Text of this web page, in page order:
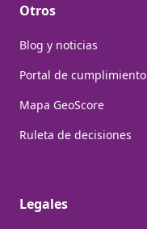
Otros
Blog y noticias
Portal de cumplimiento
Mapa GeoScore
Ruleta de decisiones
Legales